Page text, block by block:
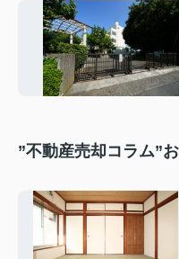
”不動産売却コラム”